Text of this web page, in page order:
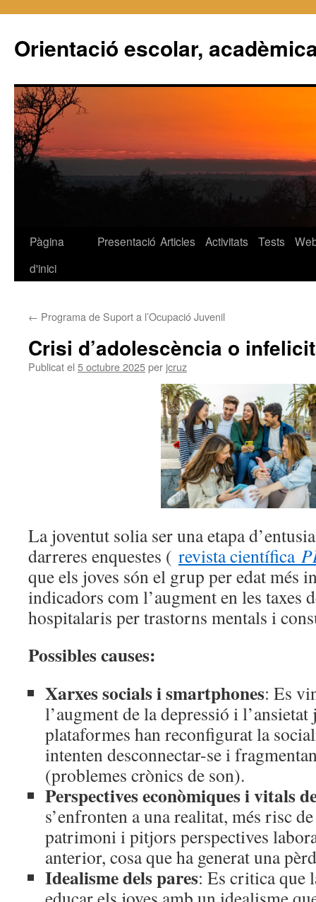
Orientació escolar,
Vés
Pàgina
d'inici
Presentació Articles Activitats Tests
← Programa de Suport a l’Ocupació Juvenil
Crisi d’adolescència o
Publicat el 5 octubre 2025per jcruz
La joventut solia ser una etapa
darreres enquestes ( revista científica
que els joves són el grup per edat més
indicadors com l’augment en les taxes
hospitalaris per trastorns mentals i
Possibles causes:
Xarxes socials i smartphones: Es
l’augment de la depressió i
plataformes han reconfigurat la
intenten desconnectar-se i
(problemes crònics de son).
Perspectives econòmiques i vitals
s’enfronten a una realitat, més risc
patrimoni i pitjors perspectives
anterior, cosa que ha generat una
Idealisme dels pares: Es critica que